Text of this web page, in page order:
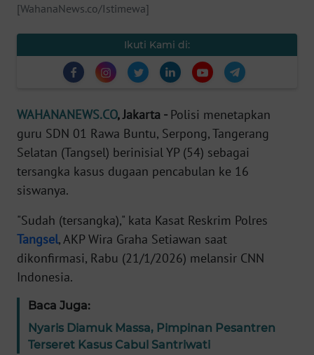
[WahanaNews.co/Istimewa]
Ikuti Kami di:
WAHANANEWS.CO, Jakarta - Polisi menetapkan
guru SDN 01 Rawa Buntu, Serpong, Tangerang
Selatan (Tangsel) berinisial YP (54) sebagai
tersangka kasus dugaan pencabulan ke 16
siswanya.
"Sudah (tersangka)," kata Kasat Reskrim Polres
Tangsel, AKP Wira Graha Setiawan saat
dikonfirmasi, Rabu (21/1/2026) melansir CNN
Indonesia.
Baca Juga:
Nyaris Diamuk Massa, Pimpinan Pesantren
Terseret Kasus Cabul Santriwati
Informasi
INDEKS
BERITA
KONTAK
KAMI
INFO
TENTANG
KAMI